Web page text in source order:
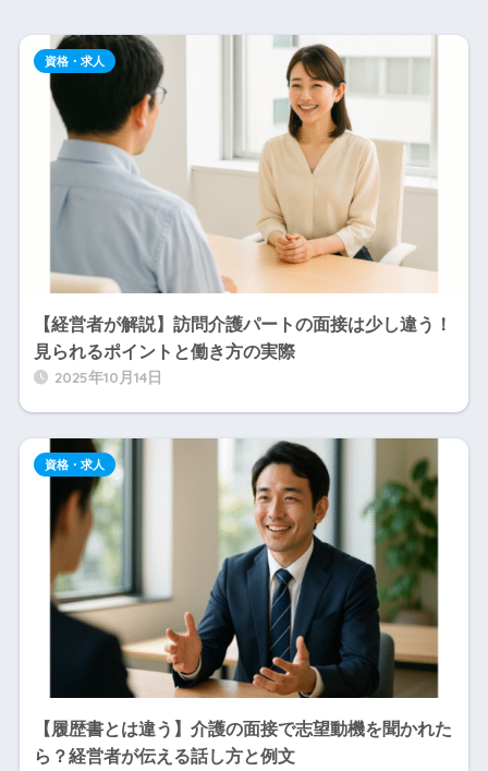
【経営者が解説】訪問介護パートの面接は少し違う！
見られるポイントと働き方の実際
2025年10月14日
資格・求人
【履歴書とは違う】介護の面接で志望動機を聞かれた
ら？経営者が伝える話し方と例文
資格・求人